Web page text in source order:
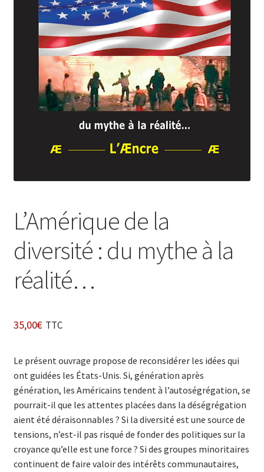
Login Customizer
Newsletter
Nous Contacter
Panier
Politique de confidentialité et cookies
Qui sommes-nous ?
Soutien à Philippe Randa
L’Amérique de la
diversité : du mythe à la
réalité…
35,00€ TTC
Le présent ouvrage propose de reconsidérer les idées qui
ont guidées les États-Unis. Si, génération après
génération, les Américains tendent à l’autoségrégation, se
pourrait-il que les attentes placées dans la déségrégation
aient été déraisonnables ? Si la diversité est une source de
tensions, n’est-il pas risqué de fonder des politiques sur la
croyance qu’elle est une force ? Si des groupes minoritaires
continuent de faire valoir des intérêts communautaires,